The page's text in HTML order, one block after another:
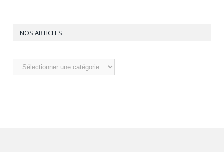
NOS ARTICLES
Nos